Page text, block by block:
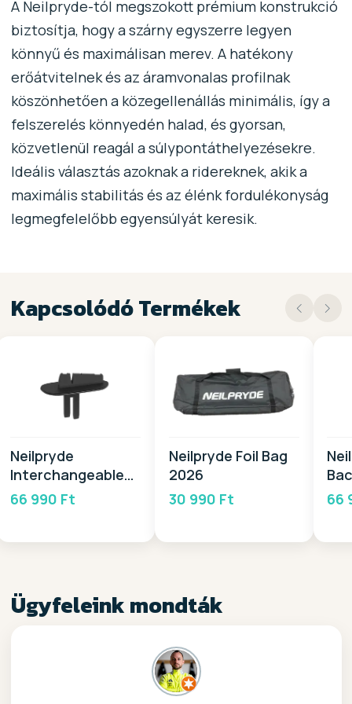
A Neilpryde-tól megszokott prémium konstrukció
biztosítja, hogy a szárny egyszerre legyen
könnyű és maximálisan merev. A hatékony
erőátvitelnek és az áramvonalas profilnak
köszönhetően a közegellenállás minimális, így a
felszerelés könnyedén halad, és gyorsan,
közvetlenül reagál a súlypontáthelyezésekre.
Ideális választás azoknak a ridereknek, akik a
maximális stabilitás és az élénk fordulékonyság
legmegfelelőbb egyensúlyát keresik.
Kapcsolódó Termékek
Neilpryde
Interchangeable
Head -PB 2026
66 990 Ft
Neilpryde Foil Bag
2026
30 990 Ft
66
Ügyfeleink mondták